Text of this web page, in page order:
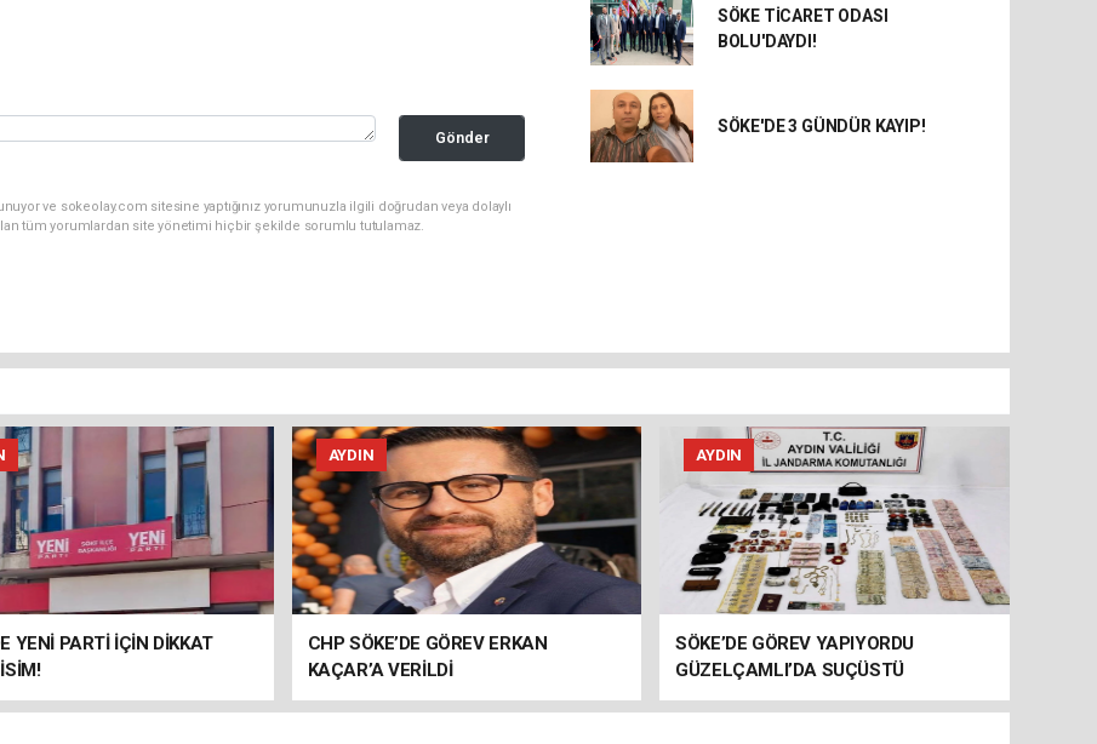
Gönder
ve sokeolay.com sitesine yaptığınız yorumunuzla ilgili doğrudan veya dolaylı
tüm yorumlardan site yönetimi hiçbir şekilde sorumlu tutulamaz.
SÖKE TİCARET ODASI
BOLU'DAYDI!
SÖKE'DE 3 GÜNDÜR KAYIP!
YENİ PARTİ İÇİN DİKKAT
AYDIN
CHP SÖKE’DE GÖREV ERKAN
KAÇAR’A VERİLDİ
AYDIN
SÖKE’DE GÖREV YAPIYORDU
GÜZELÇAMLI’DA SUÇÜSTÜ
YAKALANDI!